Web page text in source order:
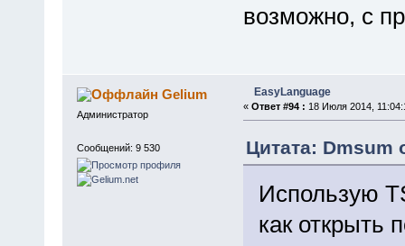
возможно, с
Gelium
Администратор
Сообщений: 9 530
EasyLanguage
« Ответ #94 : 18 Июля 2014,
Цитата: Dmsum
Использую
как открыть